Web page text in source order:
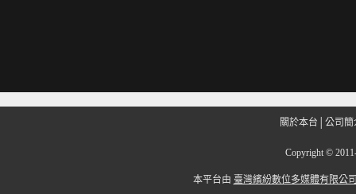
關於本台 公司簡
Copyright ©
本平台由 臺灣繽紛數位多媒體有限公